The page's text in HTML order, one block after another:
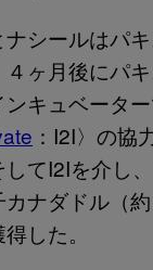
シールはパ
ヶ月後にパ
キュベータ
：I2I〉の協
てI2Iを介し
ナダドル（約
した。